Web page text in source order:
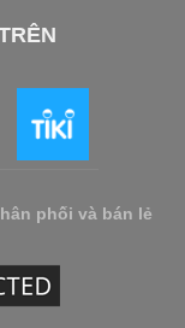
phối và bán lẻ